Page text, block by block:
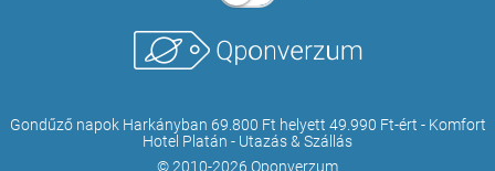
Gondűző napok Harkányban 69.800 Ft helyett 49.990 Ft-ért - Komfort
Hotel Platán - Utazás & Szállás
© 2010-2026 Qponverzum